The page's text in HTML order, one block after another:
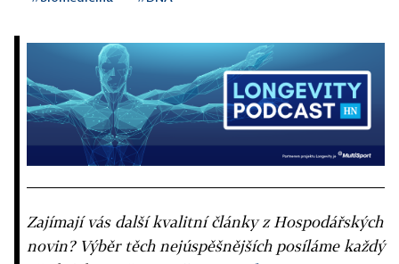
Zajímají vás další kvalitní články z Hospodářských
novin? Výběr těch nejúspěšnějších posíláme každý